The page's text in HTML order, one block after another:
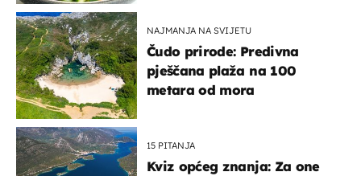
NAJMANJA NA SVIJETU
Čudo prirode: Predivna
pješčana plaža na 100
metara od mora
15 PITANJA
Kviz općeg znanja: Za one